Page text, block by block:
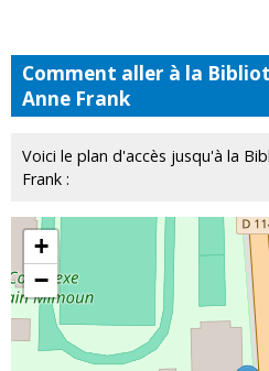
Comment aller à la
Anne Frank
Voici le plan d'accès jusqu'à la
Frank :
+
−